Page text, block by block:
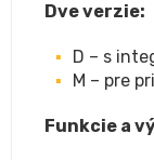
Dve verzie:
D – s
M – pre
Funkcie a